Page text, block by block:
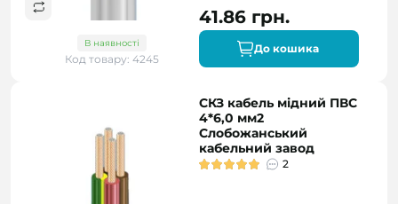
В наявності
Код товару: 4245
41.86 грн.
До кошика
СКЗ кабель мідний ПВС
4*6,0 мм2
Слобожанський
кабельний завод
2